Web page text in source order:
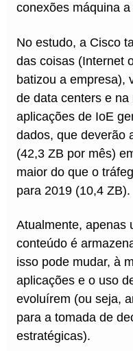
conexões máquina
No estudo, a Cisco
das coisas (Internet
batizou a empresa),
de data centers e
aplicações de IoE
dados, que deverão
(42,3 ZB por mês)
maior do que o
para 2019 (10,4 ZB).
Atualmente, apenas
conteúdo é
isso pode mudar, à
aplicações e o uso
evoluírem (ou seja,
para a tomada de
estratégicas).